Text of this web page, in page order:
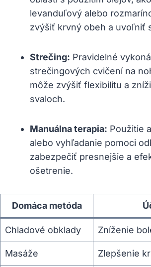
levanduľový alebo
zvýšiť krvný obeh a uvoľniť
Strečing: Pravidelné
strečingových cvičení na
môže zvýšiť flexibilitu a
svaloch.
Manuálna terapia: Použitie
alebo vyhľadanie pomoci
zabezpečiť presnejšie a
ošetrenie.
Domáca metóda
Chladové obklady Zníženie
Masáže Zlepšenie